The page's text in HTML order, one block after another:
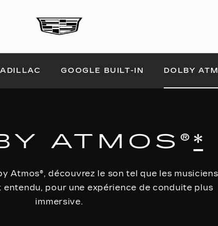
GOOGLE BUILT-IN DOLBY
ATMOS®*
Atmos®, découvrez le son tel que les musiciens
entendu, pour une expérience de conduite plus
immersive.